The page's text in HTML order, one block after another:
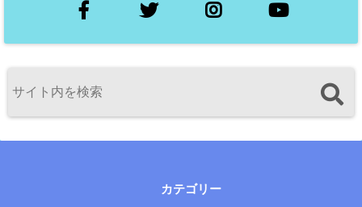
カテゴリー